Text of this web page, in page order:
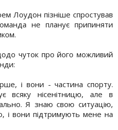
Лоудон пізніше спростував
не планує припиняти
чуток про його можливий
і вони - частина спорту.
всяку нісенітницю, але в
Я знаю свою ситуацію,
і вони підтримують мене на